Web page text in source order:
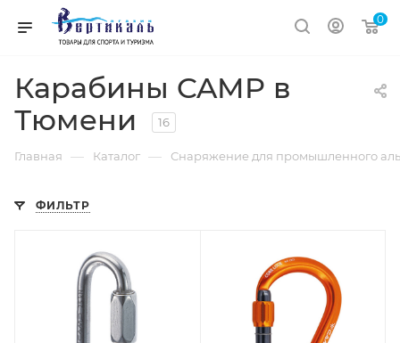
0
Карабины CAMP в
Тюмени
16
Главная — Каталог — Снаряжение для промышленного
ФИЛЬТР